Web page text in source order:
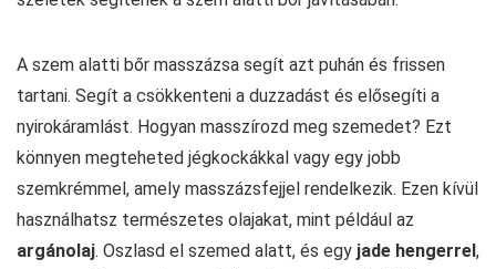
A szem alatti bőr masszázsa segít azt puhán és frissen
tartani. Segít a csökkenteni a duzzadást és elősegíti a
nyirokáramlást. Hogyan masszírozd meg szemedet? Ezt
könnyen megteheted jégkockákkal vagy egy jobb
szemkrémmel, amely masszázsfejjel rendelkezik. Ezen kívül
használhatsz természetes olajakat, mint például az
argánolaj. Oszlasd el szemed alatt, és egy jade hengerrel,